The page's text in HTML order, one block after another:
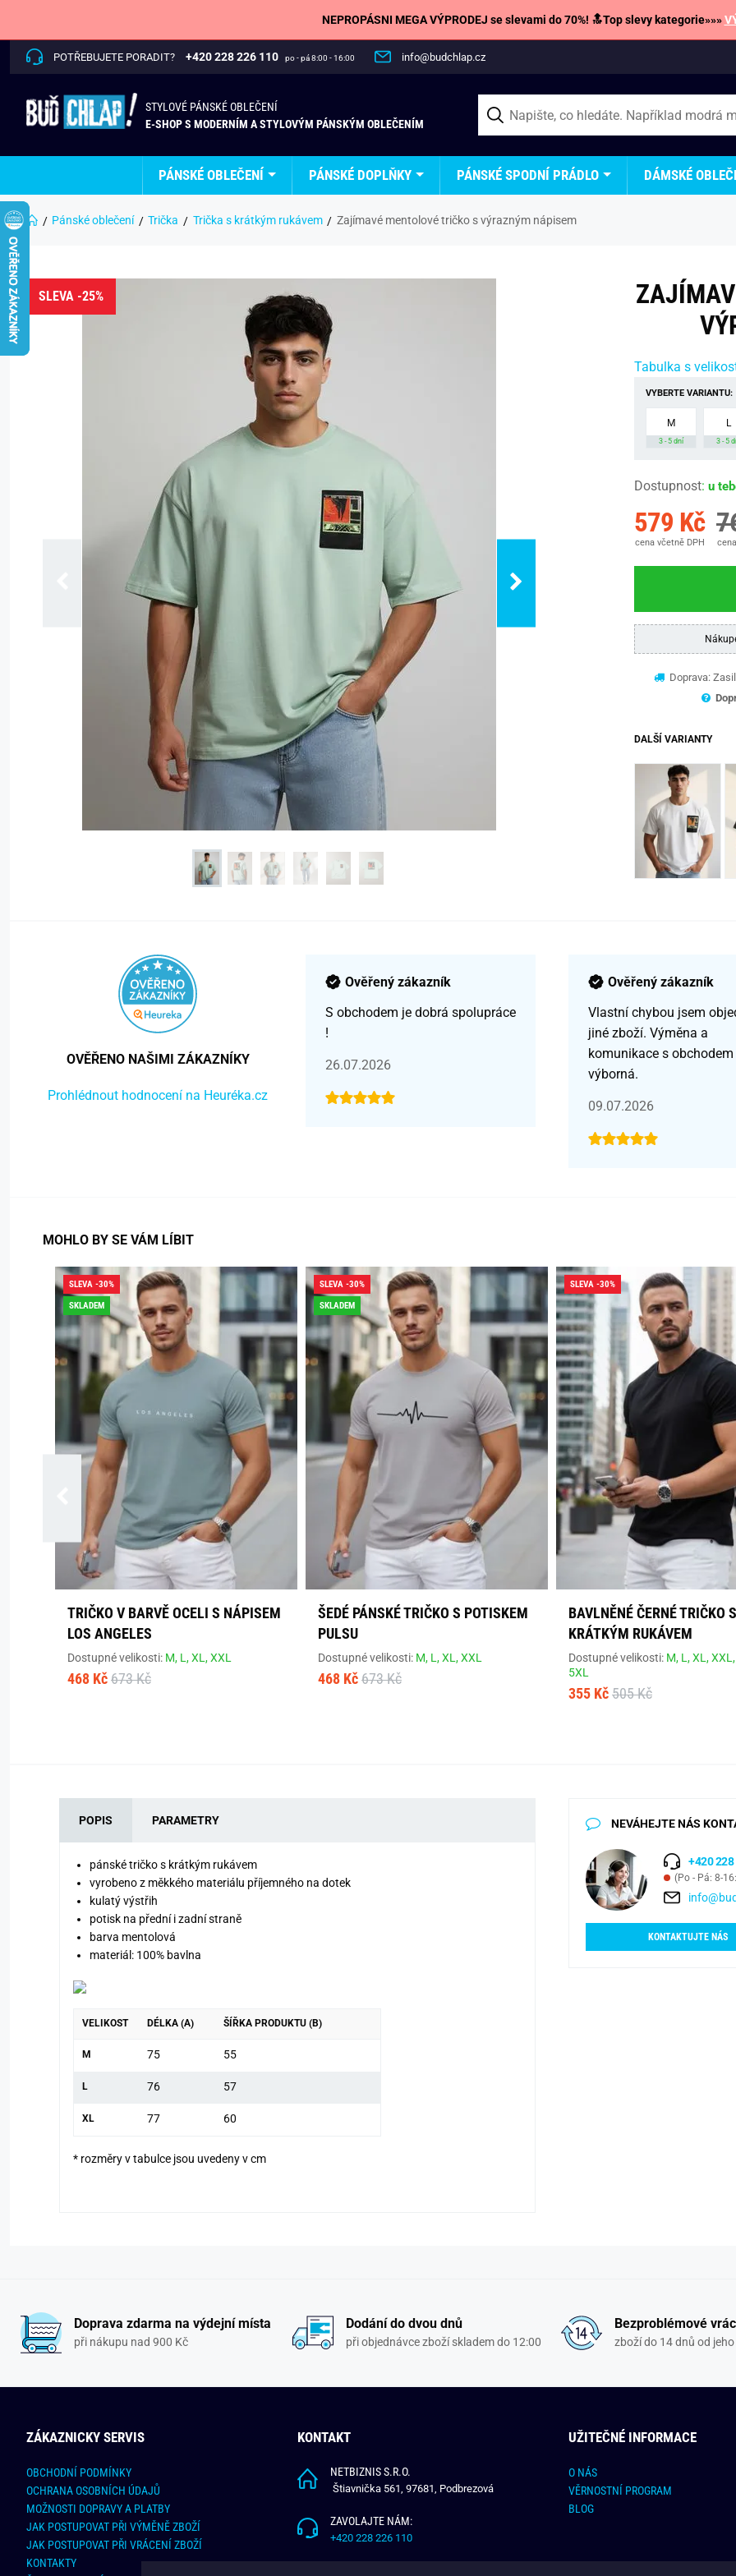
NEPROPÁSNI MEGA VÝPRODEJ se slevami do 70%! 🔝Top slevy kategorie»»»
POTŘEBUJETE PORADIT? +420 228 226 110 po - pá 8:00 - 16:00 info@budchlap.cz
STYLOVÉ PÁNSKÉ OBLEČENÍ
E-SHOP S MODERNÍM A STYLOVÝM PÁNSKÝM OBLEČENÍM
PÁNSKÉ OBLEČENÍ PÁNSKÉ DOPLŇKY PÁNSKÉ SPODNÍ PRÁDLO DÁMSKÉ
Pánské oblečení Trička Trička s krátkým rukávem Zajímavé mentolové tričko s výrazným nápisem
SLEVA -25%
Tabulka s
VYBERTE VARIANTU:
M
3 - 5 dní
L
3 - 5
Dostupnost: u
579 Kč
cena včetně DPH
Doprava:
DALŠÍ VARIANTY
OVĚŘENO NAŠIMI ZÁKAZNÍKY
Prohlédnout hodnocení na Heuréka.cz
Ověřený zákazník
S obchodem je dobrá spolupráce
!
26.07.2026
Ověřený zákazník
Vlastní chybou jsem
jiné zboží. Výměna a
komunikace s obchodem
výborná.
09.07.2026
MOHLO BY SE VÁM LÍBIT
SLEVA -30%
SKLADEM
TRIČKO V BARVĚ OCELI S NÁPISEM
LOS ANGELES
Dostupné velikosti: M, L,XL,XXL
468 Kč 673 Kč
SLEVA -30%
SKLADEM
ŠEDÉ PÁNSKÉ TRIČKO S POTISKEM
PULSU
Dostupné velikosti: M, L,XL,XXL
468 Kč 673 Kč
SLEVA -30%
BAVLNĚNÉ ČERNÉ TRIČKO S
KRÁTKÝM RUKÁVEM
Dostupné velikosti: M, L,XL,XXL,
5XL
355 Kč 505 Kč
POPIS PARAMETRY
pánské tričko s krátkým rukávem
vyrobeno z měkkého materiálu příjemného na dotek
kulatý výstřih
potisk na přední i zadní straně
barva mentolová
materiál: 100% bavlna
VELIKOST DÉLKA (A) ŠÍŘKA PRODUKTU (B)
M 75 55
L 76 57
XL 77 60
* rozměry v tabulce jsou uvedeny v cm
NEVÁHEJTE NÁS
+420 228
(Po - Pá: 8-
KONTAKTUJTE NÁS
Doprava zdarma na výdejní místa
při nákupu nad 900 Kč
Dodání do dvou dnů
při objednávce zboží skladem do 12:00
Bezproblémové
zboží do 14 dnů od
ZÁKAZNICKY SERVIS
OBCHODNÍ PODMÍNKY
OCHRANA OSOBNÍCH ÚDAJŮ
MOŽNOSTI DOPRAVY A PLATBY
JAK POSTUPOVAT PŘI VÝMĚNĚ ZBOŽÍ
JAK POSTUPOVAT PŘI VRÁCENÍ ZBOŽÍ
KONTAKTY
KONTAKT
NETBIZNIS S.R.O.
Štiavnička 561, 97681, Podbrezová
ZAVOLAJTE NÁM:
+420 228 226 110
UŽITEČNÉ INFORMACE
O NÁS
VĚRNOSTNÍ PROGRAM
BLOG